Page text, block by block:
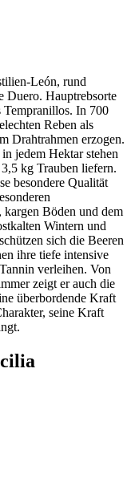
León, rund
Duero. Hauptrebsorte
Tempranillos. In 700
Reben als
Drahtrahmen erzogen.
jedem Hektar stehen
kg Trauben liefern.
besondere Qualität
Böden und dem
Wintern und
sich die Beeren
ihre tiefe intensive
verleihen. Von
zeigt er auch die
überbordende Kraft
seine Kraft